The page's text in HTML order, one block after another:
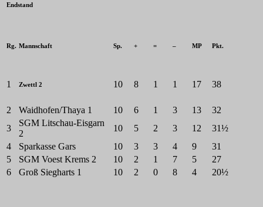
Endstand
Rg. Mannschaft Sp. + = – MP Pkt.
1 Zwettl 2 10 8 1 1 17 38
2 Waidhofen/Thaya 1 10 6 1 3 13
32
3
SGM Litschau-Eisgarn
2
10 5 2 3 12
31½
4
Sparkasse Gars 10 3 3 4 9
31
5
SGM Voest Krems 2 10 2 1 7 5
27
6
Groß Siegharts 1 10 2 0 8 4 20½